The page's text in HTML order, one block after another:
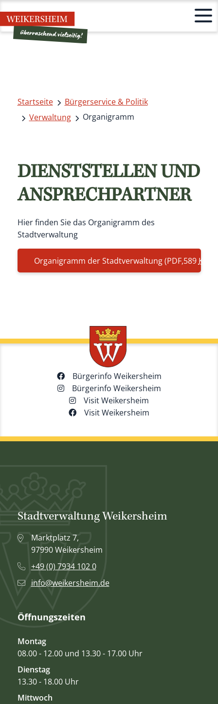
Startseite
Bürgerservice & Politik
Verwaltung
Organigramm
DIENSTSTELLEN UND
ANSPRECHPARTNER
Hier finden Sie das Organigramm des
Stadtverwaltung
Organigramm der Stadtverwaltung(PDF,589 KB
Bürgerinfo Weikersheim
Bürgerinfo Weikersheim
Visit Weikersheim
Visit Weikersheim
Stadtverwaltung Weikersheim
Marktplatz 7,
97990 Weikersheim
+49 (0) 7934 102 0
info@weikersheim.de
Öffnungszeiten
Montag
08.00 - 12.00 und 13.30 - 17.00 Uhr
Dienstag
13.30 - 18.00 Uhr
Mittwoch